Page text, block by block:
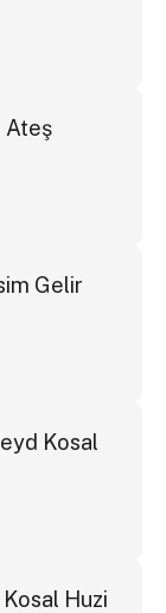
Ateş
Gelir
Kosal
Huzi